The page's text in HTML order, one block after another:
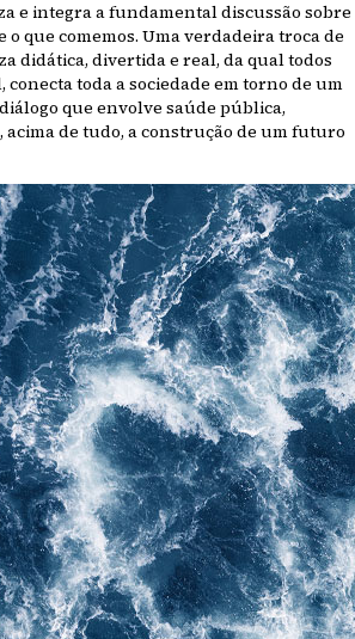
e integra a fundamental discussão sobre
o que comemos. Uma verdadeira troca de
didática, divertida e real, da qual todos
conecta toda a sociedade em torno de um
que envolve saúde pública,
de tudo, a construção de um futuro